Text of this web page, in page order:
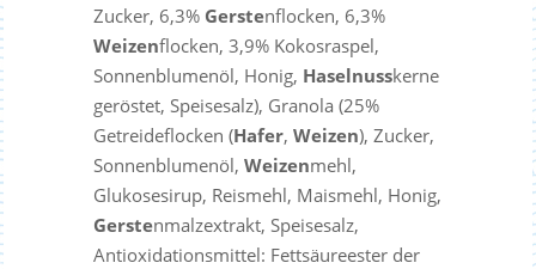
Zucker, 6,3% Gerstenflocken, 6,3%
Weizenflocken, 3,9% Kokosraspel,
Sonnenblumenöl, Honig, Haselnusskerne
geröstet, Speisesalz), Granola (25%
Getreideflocken (Hafer, Weizen), Zucker,
Sonnenblumenöl, Weizenmehl,
Glukosesirup, Reismehl, Maismehl, Honig,
Gerstenmalzextrakt, Speisesalz,
Antioxidationsmittel: Fettsäureester der